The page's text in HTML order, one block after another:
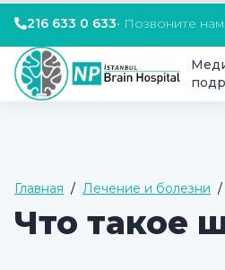
216 633 0 633• Позвоните
Главная / Лечение и болезни /
Что такое